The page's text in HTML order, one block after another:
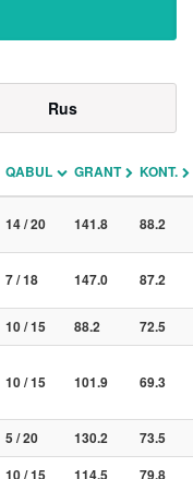
Rus
QABUL GRANT KONT.
14 / 20 141.8 88.2
7 / 18 147.0 87.2
10 / 15 88.2
72.5
10 / 15 101.9 69.3
5 / 20 130.2
73.5
10 / 15 114.5 79.8